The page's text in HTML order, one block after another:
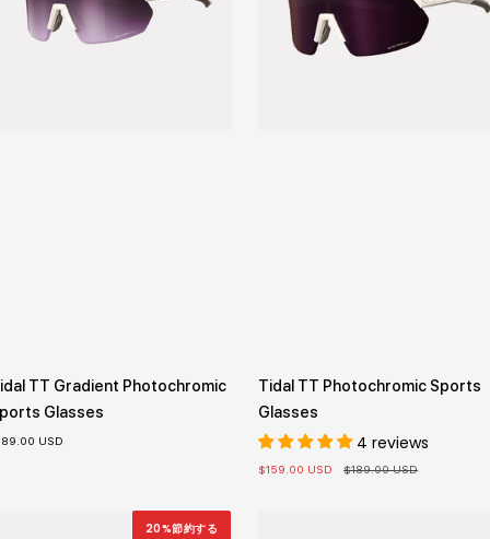
TT Gradient Photochromic
Glasses
USD
Tidal TT Photochromic Sports
Glasses
4 reviews
セ
$159.00 USD
通
$189.00 USD
20%節約する